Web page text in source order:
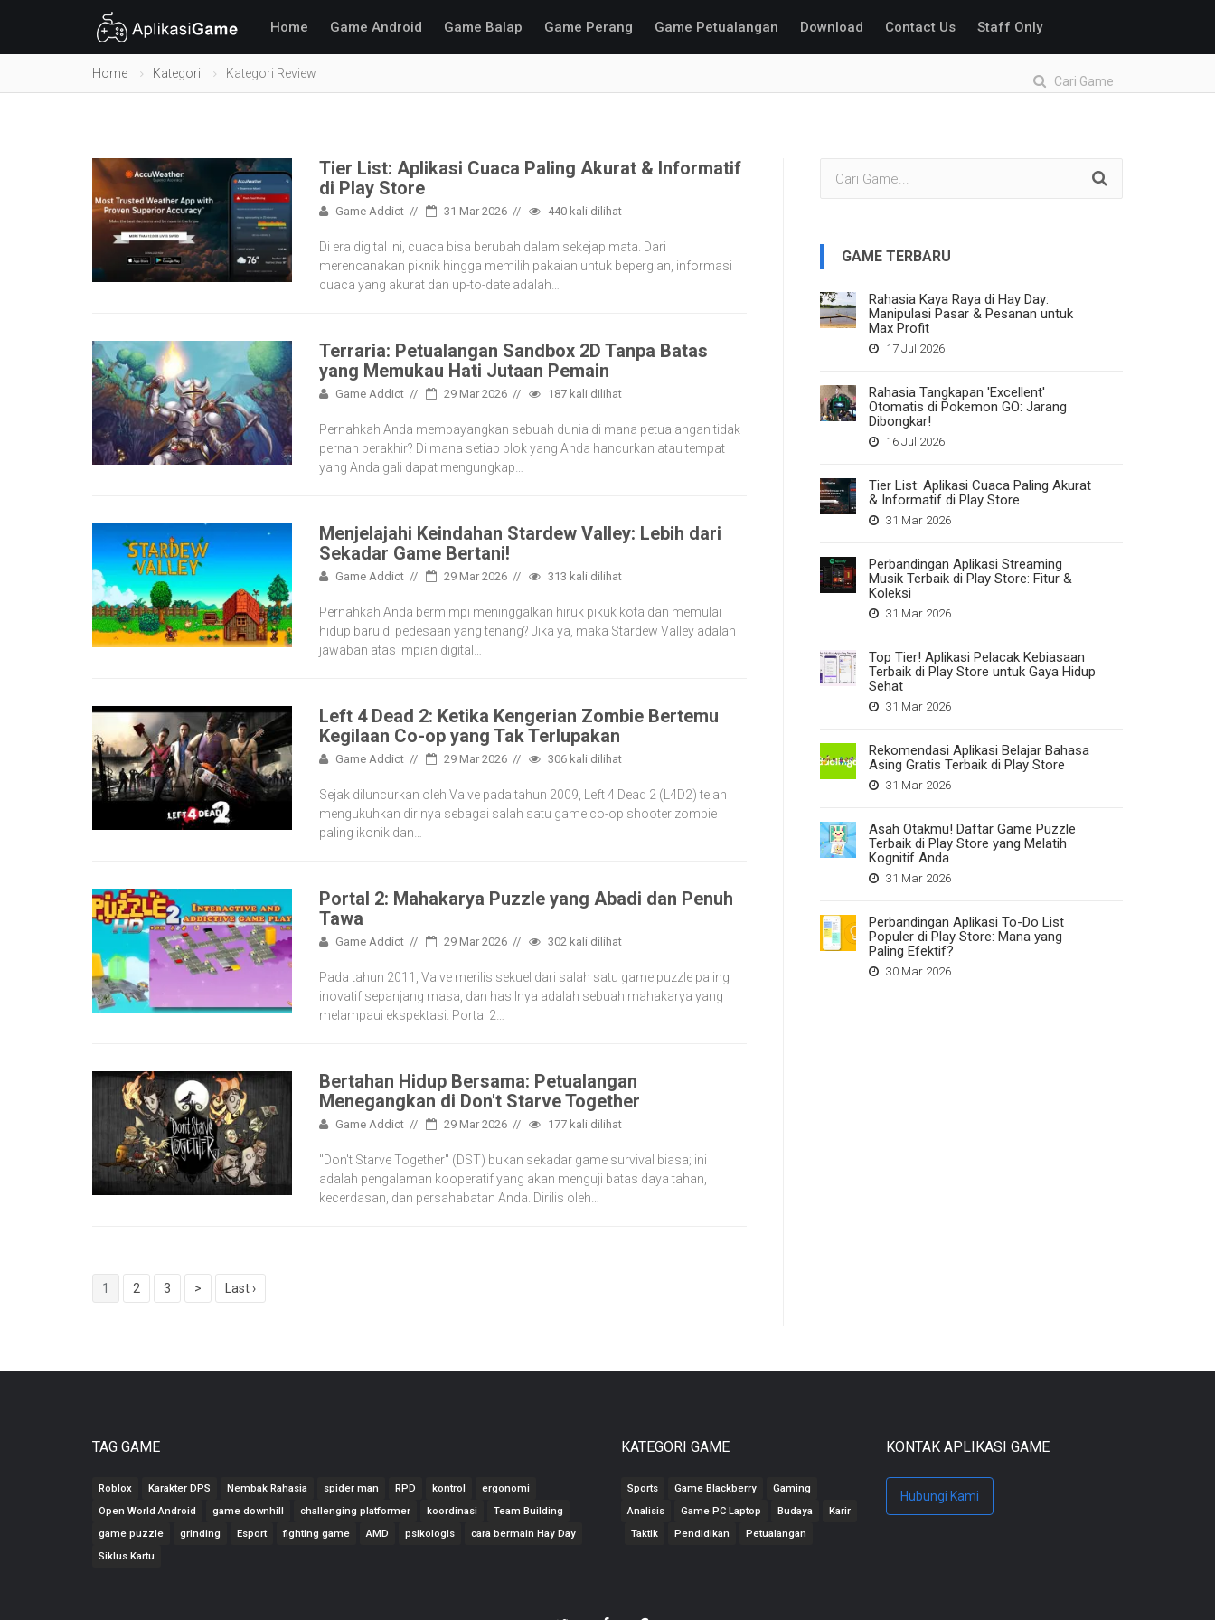
Home Game Android Game Balap Game Perang Game Petualangan Download Contact Us Staff Only
Cari Game
Home Kategori Kategori Review
Tier List: Aplikasi Cuaca Paling Akurat & Informatif
di Play Store
Game Addict 31 Mar 2026 440 kali dilihat
Di era digital ini, cuaca bisa berubah dalam sekejap mata. Dari
merencanakan piknik hingga memilih pakaian untuk bepergian, informasi
cuaca yang akurat dan up-to-date adalah…
Terraria: Petualangan Sandbox 2D Tanpa Batas
yang Memukau Hati Jutaan Pemain
Game Addict 29 Mar 2026 187 kali dilihat
Pernahkah Anda membayangkan sebuah dunia di mana petualangan tidak
pernah berakhir? Di mana setiap blok yang Anda hancurkan atau tempat
yang Anda gali dapat mengungkap…
Menjelajahi Keindahan Stardew Valley: Lebih dari
Sekadar Game Bertani!
Game Addict 29 Mar 2026 313 kali dilihat
Pernahkah Anda bermimpi meninggalkan hiruk pikuk kota dan memulai
hidup baru di pedesaan yang tenang? Jika ya, maka Stardew Valley adalah
jawaban atas impian digital…
Left 4 Dead 2: Ketika Kengerian Zombie Bertemu
Kegilaan Co-op yang Tak Terlupakan
Game Addict 29 Mar 2026 306 kali dilihat
Sejak diluncurkan oleh Valve pada tahun 2009, Left 4 Dead 2 (L4D2) telah
mengukuhkan dirinya sebagai salah satu game co-op shooter zombie
paling ikonik dan…
Portal 2: Mahakarya Puzzle yang Abadi dan Penuh
Tawa
Game Addict 29 Mar 2026 302 kali dilihat
Pada tahun 2011, Valve merilis sekuel dari salah satu game puzzle paling
inovatif sepanjang masa, dan hasilnya adalah sebuah mahakarya yang
melampaui ekspektasi. Portal 2…
Bertahan Hidup Bersama: Petualangan
Menegangkan di Don't Starve Together
Game Addict 29 Mar 2026 177 kali dilihat
"Don't Starve Together" (DST) bukan sekadar game survival biasa; ini
adalah pengalaman kooperatif yang akan menguji batas daya tahan,
kecerdasan, dan persahabatan Anda. Dirilis oleh…
1 2 3 > Last ›
GAME TERBARU
Rahasia Kaya Raya di Hay Day:
Manipulasi Pasar & Pesanan untuk
Max Profit
17 Jul 2026
Rahasia Tangkapan 'Excellent'
Otomatis di Pokemon GO: Jarang
Dibongkar!
16 Jul 2026
Tier List: Aplikasi Cuaca Paling Akurat
& Informatif di Play Store
31 Mar 2026
Perbandingan Aplikasi Streaming
Musik Terbaik di Play Store: Fitur &
Koleksi
31 Mar 2026
Top Tier! Aplikasi Pelacak Kebiasaan
Terbaik di Play Store untuk Gaya Hidup
Sehat
31 Mar 2026
Rekomendasi Aplikasi Belajar Bahasa
Asing Gratis Terbaik di Play Store
31 Mar 2026
Asah Otakmu! Daftar Game Puzzle
Terbaik di Play Store yang Melatih
Kognitif Anda
31 Mar 2026
Perbandingan Aplikasi To-Do List
Populer di Play Store: Mana yang
Paling Efektif?
30 Mar 2026
TAG GAME
Roblox Karakter DPS Nembak Rahasia spider man RPD kontrol
ergonomi
Open World Android
game downhill challenging platformer koordinasi
Team Building
game puzzle
grinding Esport fighting game AMD psikologis
cara bermain Hay Day
Siklus Kartu
KATEGORI GAME
Sports Game Blackberry
Gaming
Analisis
Game PC Laptop Budaya
Karir
Taktik
Pendidikan Petualangan
KONTAK APLIKASI GAME
Hubungi Kami